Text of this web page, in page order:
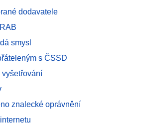
dodavatele
smysl
s ČSSD
znalecké oprávnění